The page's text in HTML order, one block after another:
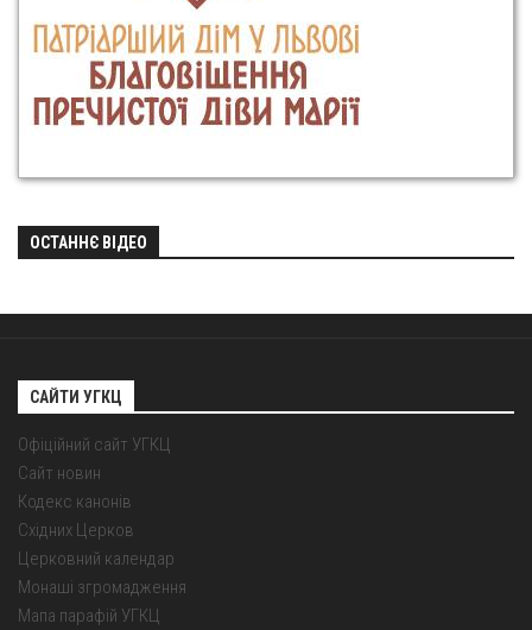
ОСТАННЄ ВІДЕО
САЙТИ УГКЦ
Офіційний сайт УГКЦ
Сайт новин
Кодекс канонів
Східних Церков
Церковний календар
Монаші згромадження
Мапа парафій УГКЦ